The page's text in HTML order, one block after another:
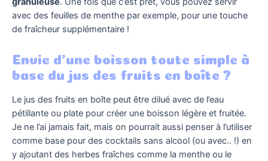
avec des feuilles de menthe par exemple, pour une touche
de fraîcheur supplémentaire !
Envie d’une boisson toute simple à
base du jus des fruits en boîte ?
Le jus des fruits en boîte peut être dilué avec de l’eau
pétillante ou plate pour créer une boisson légère et fruitée.
Je ne l’ai jamais fait, mais on pourrait aussi penser à l’utiliser
comme base pour des cocktails sans alcool (ou avec.. !) en
y ajoutant des herbes fraîches comme la menthe ou le